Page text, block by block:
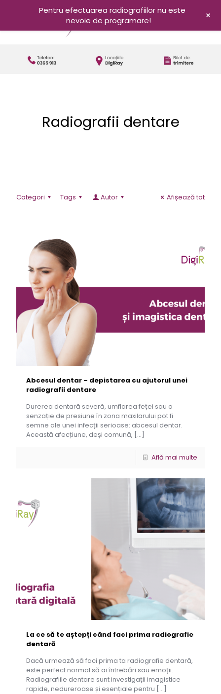
Radiografii dentare
Categori Tags Autor Afișează tot
Abcesul dentar – depistarea cu ajutorul unei
radiografii dentare
Durerea dentară severă, umflarea feței sau o
senzație de presiune în zona maxilarului pot fi
semne ale unei infecții serioase: abcesul dentar.
Această afecțiune, deși comună, […]
Află mai multe
La ce să te aștepți când faci prima radiografie
dentară
Dacă urmează să faci prima ta radiografie dentară,
este perfect normal să ai întrebări sau emoții.
Radiografiile dentare sunt investigații imagistice
rapide, nedureroase și esențiale pentru […]
Pentru efectuarea radiografiilor nu este
nevoie de programare!
+